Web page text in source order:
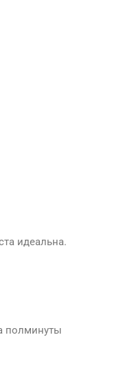
идеальна.
полминуты